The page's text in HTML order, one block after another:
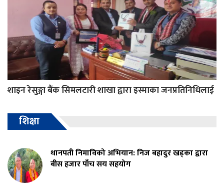
शाइन रेसुङ्गा बैंक सिमलटारी शाखा द्वारा इस्माका जनप्रतिनिधिलाई
शिक्षा
थानपती निमाविको अभियान: निज बहादुर खड्का द्वारा
बीस हजार पाँच सय सहयोग